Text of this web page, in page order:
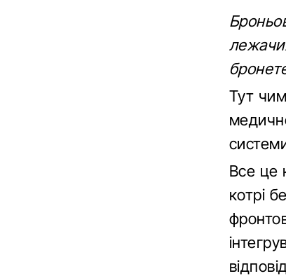
Тут
Все це
котрі